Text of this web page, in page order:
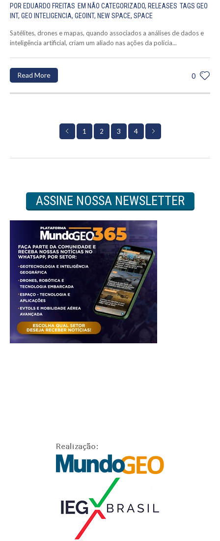
POR EDUARDO FREITAS EM NÃO CATEGORIZADO, RELEASES TAGS GEO
INT, GEO INTELIGENCIA, GEOINT, NEW SPACE, SPACE
Satélites, drones e mapas, quando associados a análises de dados e
inteligência artificial, criam um aliado nas ações da polícia...
0
Read More
1 2 3 4
ASSINE NOSSA NEWSLETTER